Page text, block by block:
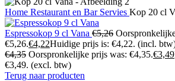
Home Restaurant en Bar Servies Kop 20 cl
Espressokop 9 cl Vana €5,26
€5,26.€4,22Huidige prijs is: €4,22. (incl.
€4,35 Oorspronkelijke prijs was: €4,35.€3,49
€3,49. (excl. btw)
Terug naar producten